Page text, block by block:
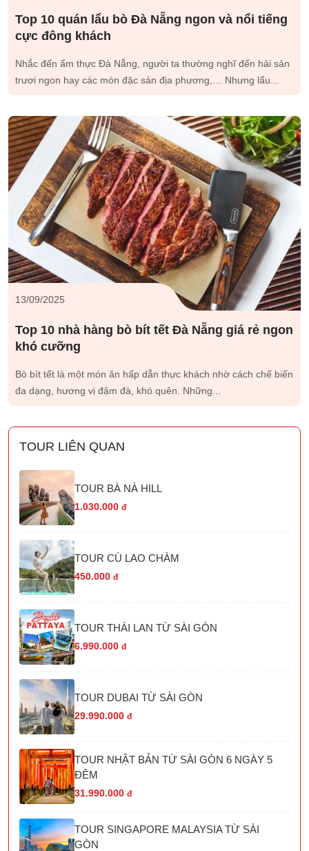
Top 10 quán lẩu bò Đà Nẵng ngon và nổi tiếng
cực đông khách
Nhắc đến ẩm thực Đà Nẵng, người ta thường nghĩ đến hải sản
trươi ngon hay các món đặc sản địa phương,… Nhưng lẩu...
13/09/2025
Top 10 nhà hàng bò bít tết Đà Nẵng giá rẻ ngon
khó cưỡng
Bò bít tết là một món ăn hấp dẫn thực khách nhờ cách chế biến
đa dạng, hương vị đậm đà, khó quên. Những...
TOUR LIÊN QUAN
TOUR BÀ NÀ HILL
1.030.000 đ
TOUR CÙ LAO CHÀM
450.000 đ
TOUR THÁI LAN TỪ SÀI GÒN
6.990.000 đ
TOUR DUBAI TỪ SÀI GÒN
29.990.000 đ
TOUR NHẬT BẢN TỪ SÀI GÒN 6 NGÀY 5
ĐÊM
31.990.000 đ
TOUR SINGAPORE MALAYSIA TỪ SÀI
GÒN